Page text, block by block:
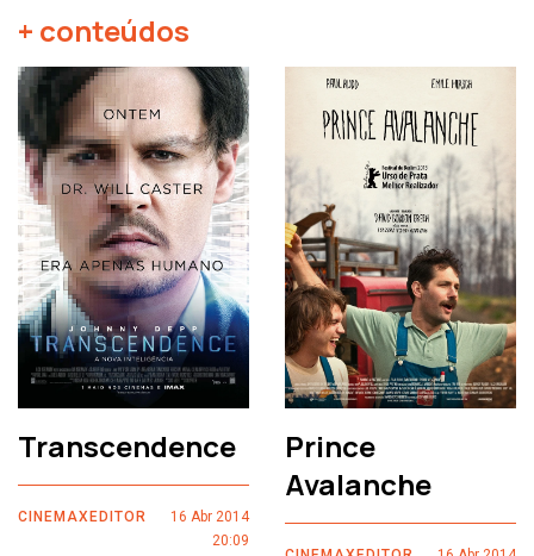
+ conteúdos
Transcendence
CINEMAXEDITOR
16 Abr 2014
20:09
Prince
Avalanche